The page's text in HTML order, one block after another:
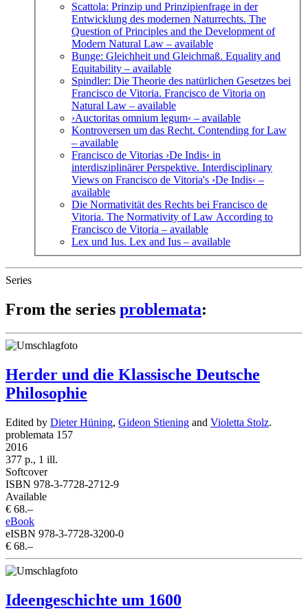
Scattola: Prinzip und Prinzipienfrage in der
Entwicklung des modernen Naturrechts. The
Question of Principles and the Development of
Modern Natural Law – available
Bunge: Gleichheit und Gleichmaß. Equality and
Equitability – available
Spindler: Die Theorie des natürlichen Gesetzes bei
Francisco de Vitoria. Francisco de Vitoria on
Natural Law – available
›Auctoritas omnium legum‹ – available
Kontroversen um das Recht. Contending for Law
– available
Francisco de Vitorias ›De Indis‹ in
interdisziplinärer Perspektive. Interdisciplinary
Views on Francisco de Vitoria's ›De Indis‹ –
available
Die Normativität des Rechts bei Francisco de
Vitoria. The Normativity of Law According to
Francisco de Vitoria – available
Lex und Ius. Lex and Ius – available
Series
From the series problemata:
Herder und die Klassische Deutsche
Philosophie
Edited by Dieter Hüning, Gideon Stiening and Violetta Stolz.
problemata 157
2016
377 p., 1 ill.
Softcover
ISBN 978-3-7728-2712-9
Available
€ 68.–
eBook
eISBN 978-3-7728-3200-0
€ 68.–
Ideengeschichte um 1600